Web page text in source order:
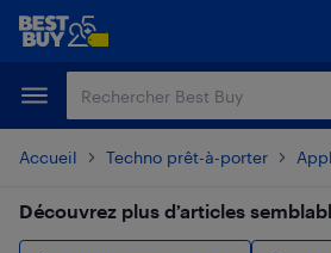
Passer
principal
Passer
Accueil Techno prêt-à-porter
Découvrez plus d’articles